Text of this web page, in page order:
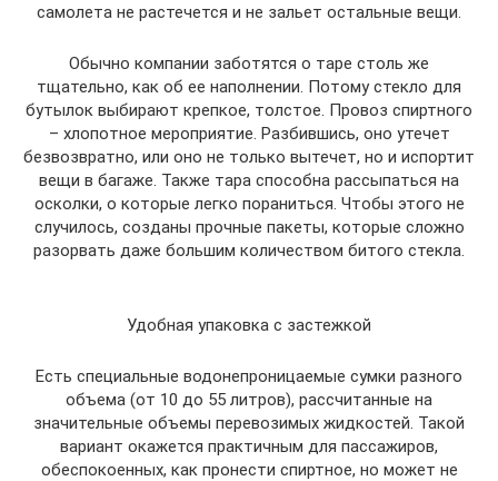
самолета не растечется и не зальет остальные вещи.
Обычно компании заботятся о таре столь же
тщательно, как об ее наполнении. Потому стекло для
бутылок выбирают крепкое, толстое. Провоз спиртного
– хлопотное мероприятие. Разбившись, оно утечет
безвозвратно, или оно не только вытечет, но и испортит
вещи в багаже. Также тара способна рассыпаться на
осколки, о которые легко пораниться. Чтобы этого не
случилось, созданы прочные пакеты, которые сложно
разорвать даже большим количеством битого стекла.
Удобная упаковка с застежкой
Есть специальные водонепроницаемые сумки разного
объема (от 10 до 55 литров), рассчитанные на
значительные объемы перевозимых жидкостей. Такой
вариант окажется практичным для пассажиров,
обеспокоенных, как пронести спиртное, но может не